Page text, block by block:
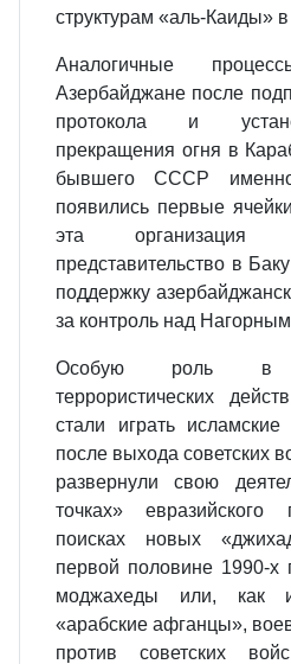
структурам «аль‑Каиды»
Аналогичные
Азербайджане после
протокола и
прекращения огня в
бывшего СССР
появились первые
эта организация
представительство в
поддержку
за контроль над
Особую роль в
террористических
стали играть
после выхода советских
развернули свою
точках»
поисках новых
первой половине 1990‑х
моджахеды или, как
«арабские афганцы»,
против советских